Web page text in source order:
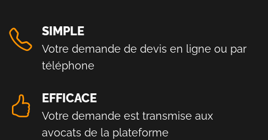
SIMPLE
Votre demande de devis en ligne ou par
téléphone
EFFICACE
Votre demande est transmise aux
avocats de la plateforme